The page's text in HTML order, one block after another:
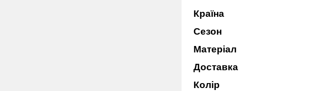
Країна
Сезон
Матеріал
Доставка
Колір